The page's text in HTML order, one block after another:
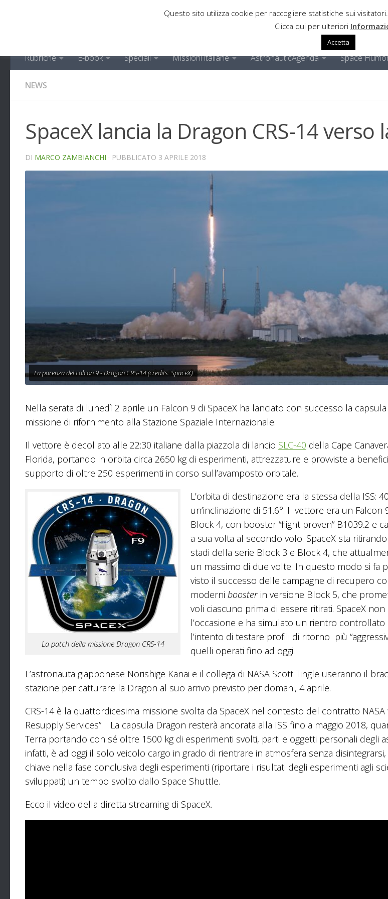
Rubriche E-book Speciali Missioni italiane AstronauticAgenda Space
NEWS
SpaceX lancia la Dragon CRS-14 verso
DI MARCO ZAMBIANCHI · PUBBLICATO 3 APRILE 2018
La parenza del Falcon 9 - Dragon CRS-14 (credits: SpaceX)
Nella serata di lunedì 2 aprile un Falcon 9 di SpaceX ha lanciato con successo la capsula
missione di rifornimento alla Stazione Spaziale Internazionale.
Il vettore è decollato alle 22:30 italiane dalla piazzola di lancio SLC-40 della Cape
Florida, portando in orbita circa 2650 kg di esperimenti, attrezzature e provviste a
supporto di oltre 250 esperimenti in corso sull’avamposto orbitale.
La patch della missione Dragon CRS-14
L’orbita di destinazione era la stessa della ISS:
un’inclinazione di 51.6°. Il vettore era un Falcon
Block 4, con booster “flight proven” B1039.2 e
a sua volta al secondo volo. SpaceX sta
stadi della serie Block 3 e Block 4, che
un massimo di due volte. In questo modo si fa
visto il successo delle campagne di recupero
moderni boosterin versione Block 5, che
voli ciascuno prima di essere ritirati. SpaceX
l’occasione e ha simulato un rientro
l’intento di testare profili di ritorno più
quelli operati fino ad oggi.
L’astronauta giapponese Norishige Kanai e il collega di NASA Scott Tingle useranno il
stazione per catturare la Dragon al suo arrivo previsto per domani, 4 aprile.
CRS-14 è la quattordicesima missione svolta da SpaceX nel contesto del contratto NASA
Resupply Services”. La capsula Dragon resterà ancorata alla ISS fino a maggio 2018,
Terra portando con sé oltre 1500 kg di esperimenti svolti, parti e oggetti personali degli
infatti, è ad oggi il solo veicolo cargo in grado di rientrare in atmosfera senza
chiave nella fase conclusiva degli esperimenti (riportare i risultati degli esperimenti agli
sviluppati) un tempo svolto dallo Space Shuttle.
Ecco il video della diretta streaming di SpaceX.
Questo sito utilizza cookie per raccogliere statistiche sui
Clicca qui per ulteriori
Accetta